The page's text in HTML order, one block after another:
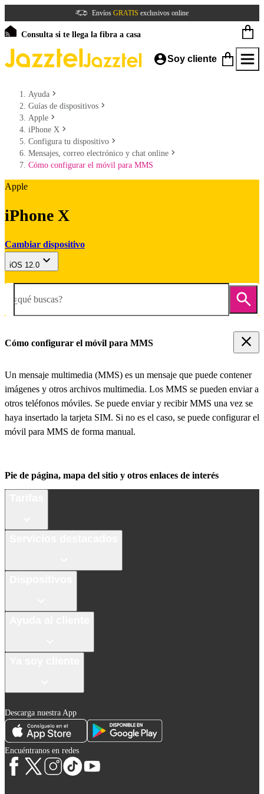
Envíos GRATIS exclusivos online
Consulta si te llega la fibra a casa
Soy cliente
Ayuda
Guías de dispositivos
Apple
iPhone X
Configura tu dispositivo
Mensajes, correo electrónico y chat online
Cómo configurar el móvil para MMS
Apple
iPhone X
Cambiar dispositivo
iOS 12.0
¿qué buscas?
Cómo configurar el móvil para MMS
Un mensaje multimedia (MMS) es un mensaje que puede contener
imágenes y otros archivos multimedia. Los MMS se pueden enviar a
otros teléfonos móviles. Se puede enviar y recibir MMS una vez se
haya insertado la tarjeta SIM. Si no es el caso, se puede configurar el
móvil para MMS de forma manual.
Pie de página, mapa del sitio y otros enlaces de interés
Descarga nuestra App
Encuéntranos en redes